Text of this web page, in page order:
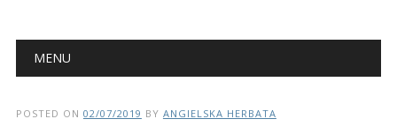
Main menu
MENU
POSTED ON 02/07/2019 BY ANGIELSKA HERBATA